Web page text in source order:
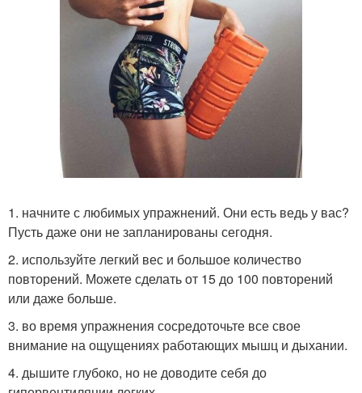
1. начните с любимых упражнений. Они есть ведь у вас?
Пусть даже они не запланированы сегодня.
2. используйте легкий вес и большое количество
повторений. Можете сделать от 15 до 100 повторений
или даже больше.
3. во время упражнения сосредоточьте все свое
внимание на ощущениях работающих мышц и дыхании.
4. дышите глубоко, но не доводите себя до